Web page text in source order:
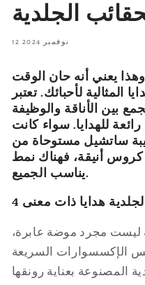
الجلدية
12 نوفمبر 2024
يعني أنه حان الوقت
المثالية لأحبائك. تعتبر
بين الأناقة والوظيفة
للهدايا. سواء كانت
ساتشيل مستوحاة من
كروس أنيقة، فهناك نمط
يناسب الجميع.
هدايا ذات معنى
ليست مجرد موضة عابرة،
الإكسسوارات السريعة
المصنوعة بعناية رونقها